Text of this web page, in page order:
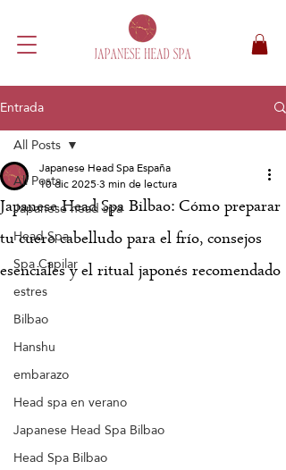
Entrada
All Posts
Japanese head spa
Head Spa
Spa Capilar
estres
Bilbao
Hanshu
embarazo
Head spa en verano
Japanese Head Spa Bilbao
Head Spa Bilbao
All Posts
Japanese Head Spa Bilbao: Cómo preparar
tu cuero cabelludo para el frío, consejos
esenciales y el ritual japonés recomendado
Japanese Head Spa España
10 dic 20253 min de lectura